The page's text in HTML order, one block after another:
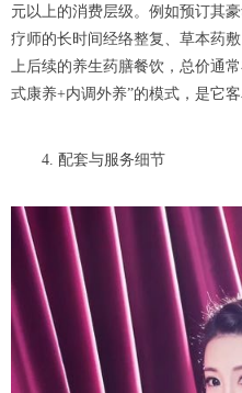
元以上的消费层级。例如预订其
疗师的长时间经络整复、草本药
上后续的养生药膳餐饮，总价通
式康养+内调外养”的模式，是它
4. 配套与服务细节